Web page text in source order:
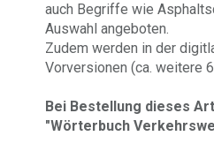
auch Begriffe wie
Auswahl angeboten.
Zudem werden in der
Vorversionen (ca. weitere
Bei Bestellung dieses
"Wörterbuch